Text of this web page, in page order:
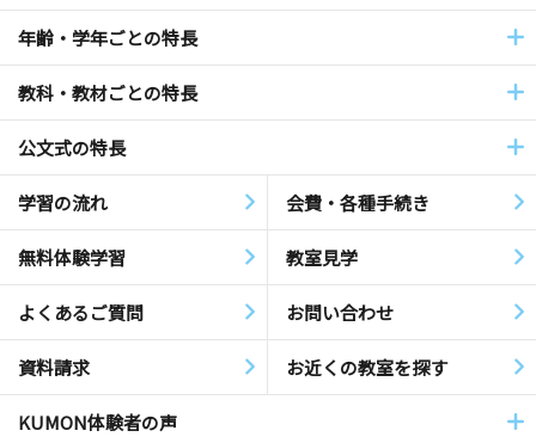
年齢・学年ごとの特長
教科・教材ごとの特長
公文式の特長
学習の流れ 会費・各種手続き
無料体験学習 教室見学
よくあるご質問 お問い合わせ
資料請求 お近くの教室を探す
KUMON体験者の声